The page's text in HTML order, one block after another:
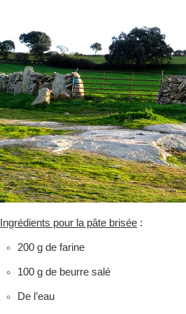
Ingrédients pour la pâte brisée :
200 g de farine
100 g de beurre salé
De l’eau